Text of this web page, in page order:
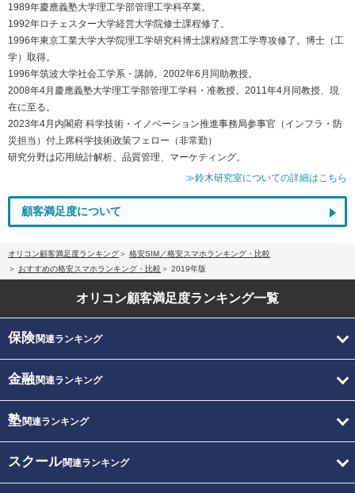
1989年慶應義塾大学理工学部管理工学科卒業。
1992年ロチェスター大学経営大学院修士課程修了。
1996年東京工業大学大学院理工学研究科博士課程経営工学専攻修了。博士（工
学）取得。
1996年筑波大学社会工学系・講師。2002年6月同助教授。
2008年4月慶應義塾大学理工学部管理工学科・准教授。2011年4月同教授、現
在に至る。
2023年4月内閣府 科学技術・イノベーション推進事務局参事官（インフラ・防
災担当）付上席科学技術政策フェロー（非常勤）
研究分野は応用統計解析、品質管理、マーケティング。
≫鈴木研究室についての詳細はこちら
顧客満足度について
オリコン顧客満足度ランキング
格安SIM／格安スマホランキング・比較
おすすめの格安スマホランキング・比較
2019年版
オリコン顧客満足度ランキング一覧
保険関連ランキング
金融関連ランキング
塾関連ランキング
スクール関連ランキング